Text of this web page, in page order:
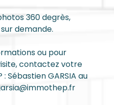
360 degrès,
demande.
ou pour
contactez votre
Sébastien GARSIA au